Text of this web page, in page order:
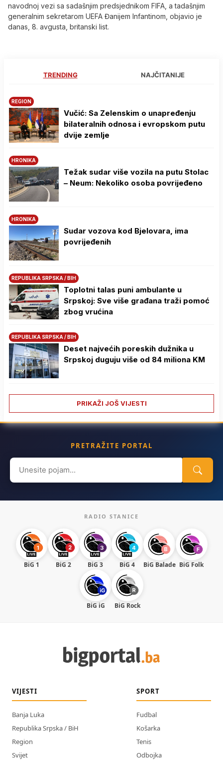
navodnoj vezi sa sadašnjim predsjednikom FIFA, a tadašnjim
generalnim sekretarom UEFA Đanijem Infantinom, objavio je
danas, 8. avgusta, britanski list.
TRENDING NAJČITANIJE
REGION
Vučić: Sa Zelenskim o unapređenju
bilateralnih odnosa i evropskom putu
dvije zemlje
HRONIKA
Težak sudar više vozila na putu Stolac
– Neum: Nekoliko osoba povrijeđeno
HRONIKA
Sudar vozova kod Bjelovara, ima
povrijeđenih
REPUBLIKA SRPSKA / BIH
Toplotni talas puni ambulante u
Srpskoj: Sve više građana traži pomoć
zbog vrućina
REPUBLIKA SRPSKA / BIH
Deset najvećih poreskih dužnika u
Srpskoj duguju više od 84 miliona KM
PRIKAŽI JOŠ VIJESTI
PRETRAŽITE PORTAL
Search
for:
RADIO STANICE
BiG 1 BiG 2 BiG 3 BiG 4 BiG Balade BiG Folk
BiG iG BiG Rock
VIJESTI
Banja Luka
Republika Srpska / BiH
Region
Svijet
SPORT
Fudbal
Košarka
Tenis
Odbojka